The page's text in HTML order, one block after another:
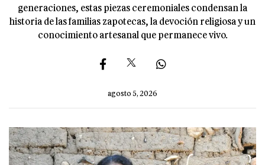
generaciones, estas piezas ceremoniales condensan la
historia de las familias zapotecas, la devoción religiosa y un
conocimiento artesanal que permanece vivo.
agosto 5, 2026